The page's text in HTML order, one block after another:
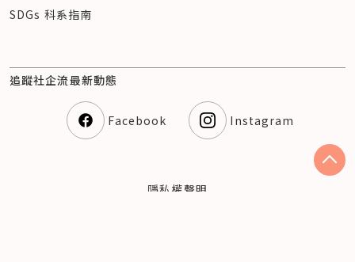
SDGs 科系指南
追蹤社企流最新動態
Facebook Instagram
隱私權聲明